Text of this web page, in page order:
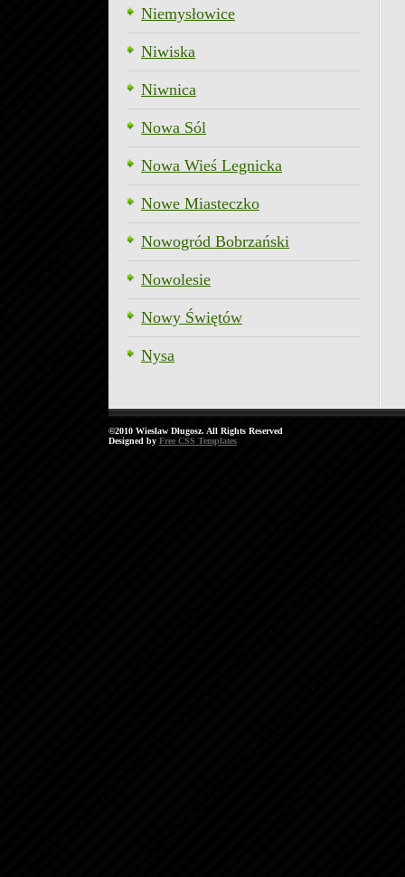
Niemysłowice
Niwiska
Niwnica
Nowa Sól
Nowa Wieś Legnicka
Nowe Miasteczko
Nowogród Bobrzański
Nowolesie
Nowy Świętów
Nysa
©2010 Wiesław Długosz. All Rights Reserved
Designed by Free CSS Templates